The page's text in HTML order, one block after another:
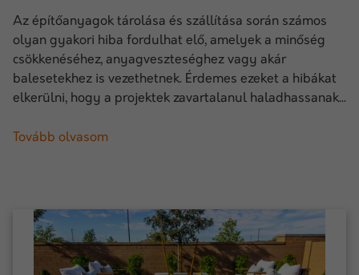
Az építőanyagok tárolása és szállítása során számos
olyan gyakori hiba fordulhat elő, amelyek a minőség
csökkenéséhez, anyagveszteséghez vagy akár
balesetekhez is vezethetnek. Érdemes ezeket a hibákat
elkerülni, hogy a projektek zavartalanul haladhassanak...
Tovább olvasom